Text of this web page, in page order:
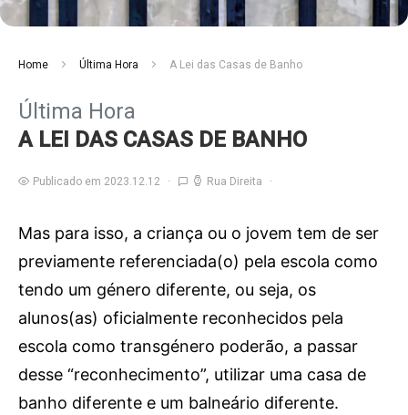
Home Última Hora A Lei das Casas de Banho
Última Hora
A LEI DAS CASAS DE BANHO
Publicado em 2023.12.12 Rua Direita
Mas para isso, a criança ou o jovem tem de ser
previamente referenciada(o) pela escola como
tendo um género diferente, ou seja, os
alunos(as) oficialmente reconhecidos pela
escola como transgénero poderão, a passar
desse “reconhecimento”, utilizar uma casa de
banho diferente e um balneário diferente.